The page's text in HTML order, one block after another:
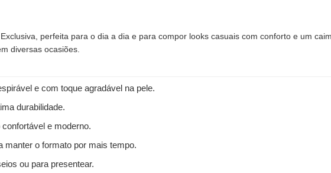
perfeita para o dia a dia e para compor looks casuais com conforto e um
diversas ocasiões.
e com toque agradável na pele.
durabilidade.
e moderno.
manter o formato por mais tempo.
ou para presentear.